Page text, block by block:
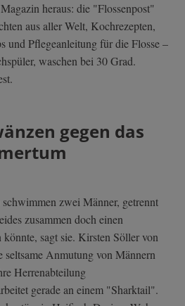
heraus: die "Flossenpost"
aus aller Welt, Kochrezepten,
und Pflegeanleitung für die Flosse –
waschen bei 30 Grad.
gegen das
zwei Männer, getrennt
zusammen doch einen
könnte, sagt sie. Kirsten Söller von
seltsame Anmutung von Männern
Herrenabteilung
gerade an einem "Sharktail".